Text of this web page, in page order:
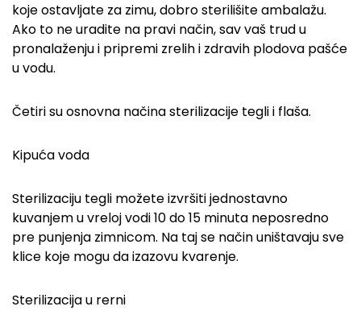
koje ostavljate za zimu, dobro sterilišite ambalažu.
Ako to ne uradite na pravi način, sav vaš trud u
pronalaženju i pripremi zrelih i zdravih plodova pašće
u vodu.
Četiri su osnovna načina sterilizacije tegli i flaša.
Kipuća voda
Sterilizaciju tegli možete izvršiti jednostavno
kuvanjem u vreloj vodi 10 do 15 minuta neposredno
pre punjenja zimnicom. Na taj se način uništavaju sve
klice koje mogu da izazovu kvarenje.
Sterilizacija u rerni